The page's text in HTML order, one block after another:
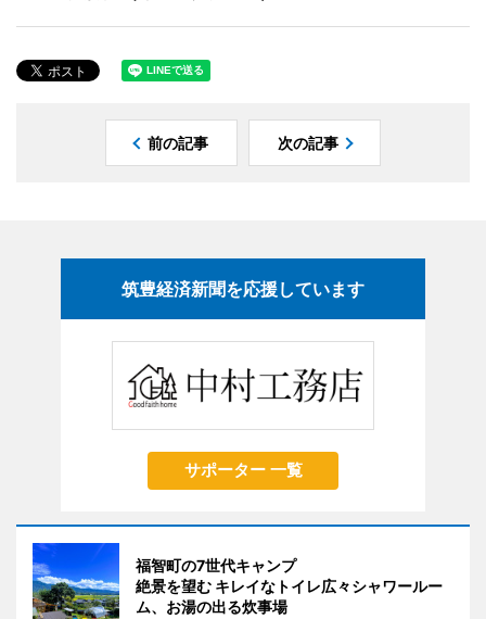
前の記事 次の記事
筑豊経済新聞を応援しています
サポーター 一覧
福智町の7世代キャンプ
絶景を望む キレイなトイレ広々シャワールー
ム、お湯の出る炊事場